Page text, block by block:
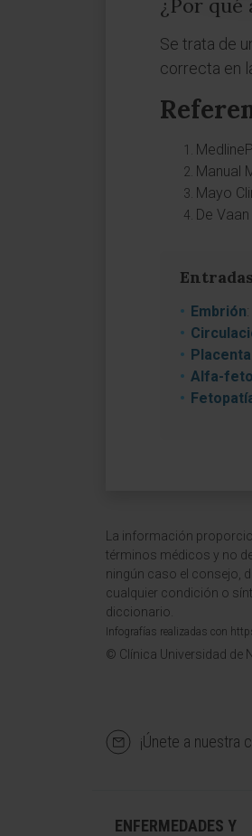
¿Por qué
Se trata de
correcta en
Manual
Mayo
De Vaan
Embrión
Placenta
Alfa-
La información
términos médicos y no
ningún caso el consejo,
cualquier condición o
diccionario.
Infografías realizadas con
© Clínica Universidad de
¡Únete a nuestra
ENFERMEDADES Y